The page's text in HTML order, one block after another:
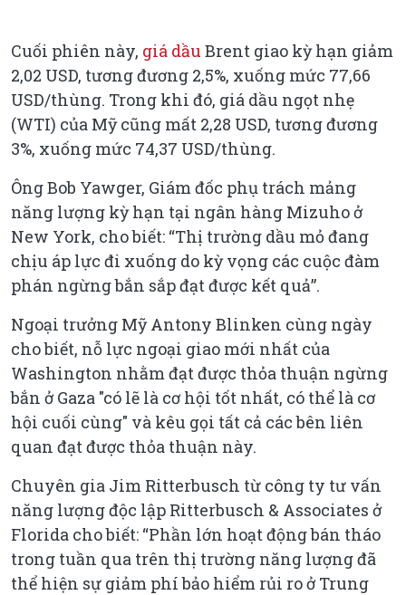
Cuối phiên này, giá dầu Brent giao kỳ hạn giảm
2,02 USD, tương đương 2,5%, xuống mức 77,66
USD/thùng. Trong khi đó, giá dầu ngọt nhẹ
(WTI) của Mỹ cũng mất 2,28 USD, tương đương
3%, xuống mức 74,37 USD/thùng.
Ông Bob Yawger, Giám đốc phụ trách mảng
năng lượng kỳ hạn tại ngân hàng Mizuho ở
New York, cho biết: “Thị trường dầu mỏ đang
chịu áp lực đi xuống do kỳ vọng các cuộc đàm
phán ngừng bắn sắp đạt được kết quả”.
Ngoại trưởng Mỹ Antony Blinken cùng ngày
cho biết, nỗ lực ngoại giao mới nhất của
Washington nhằm đạt được thỏa thuận ngừng
bắn ở Gaza "có lẽ là cơ hội tốt nhất, có thể là cơ
hội cuối cùng" và kêu gọi tất cả các bên liên
quan đạt được thỏa thuận này.
Chuyên gia Jim Ritterbusch từ công ty tư vấn
năng lượng độc lập Ritterbusch & Associates ở
Florida cho biết: “Phần lớn hoạt động bán tháo
trong tuần qua trên thị trường năng lượng đã
thể hiện sự giảm phí bảo hiểm rủi ro ở Trung